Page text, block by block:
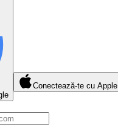
Conectează-te cu Apple